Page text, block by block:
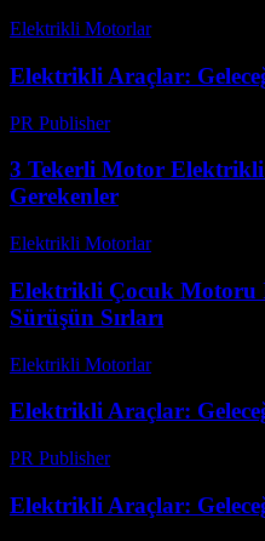
Elektrikli Motorlar-
Elektrikli Araçlar:
PR Publisher-
3 Tekerli Motor
Gerekenler
Elektrikli Motorlar-
Elektrikli Çocuk Motoru
Sürüşün Sırları
Elektrikli Motorlar-
Elektrikli Araçlar:
PR Publisher-
Elektrikli Araçlar: